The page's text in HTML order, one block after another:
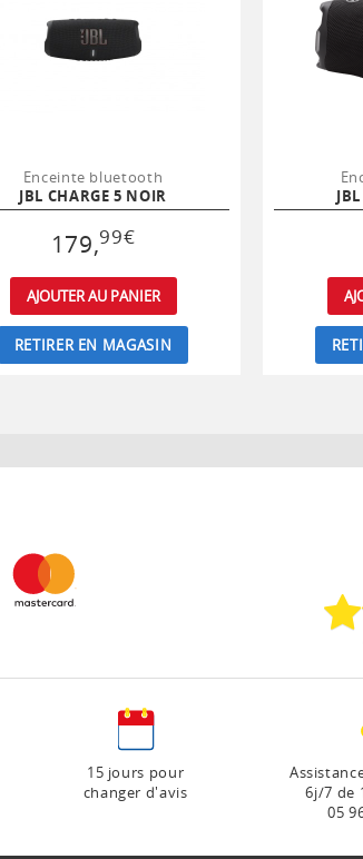
Enceinte bluetooth
JBL CHARGE 5 NOIR
179,99€
AJOUTER AU PANIER
RETIRER EN MAGASIN
15 jours pour
changer d'avis
6j/7 de
05